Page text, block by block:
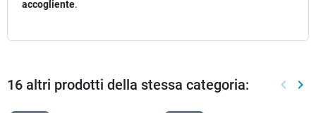
accogliente.
16 altri prodotti della stessa categoria: keyboard_arrow_left keyboard_arrow_right